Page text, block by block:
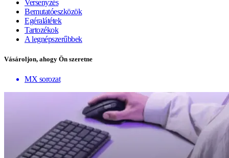
Versenyzés
Bemutatóeszközök
Egéralátétek
Tartozékok
A legnépszerűbbek
Vásároljon, ahogy Ön szeretne
MX sorozat